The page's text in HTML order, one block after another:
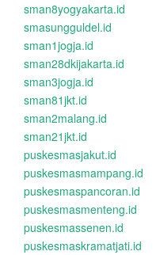
sman8yogyakarta.id
smasungguldel.id
sman1jogja.id
sman28dkijakarta.id
sman3jogja.id
sman81jkt.id
sman2malang.id
sman21jkt.id
puskesmasjakut.id
puskesmasmampang.id
puskesmaspancoran.id
puskesmasmenteng.id
puskesmassenen.id
puskesmaskramatjati.id